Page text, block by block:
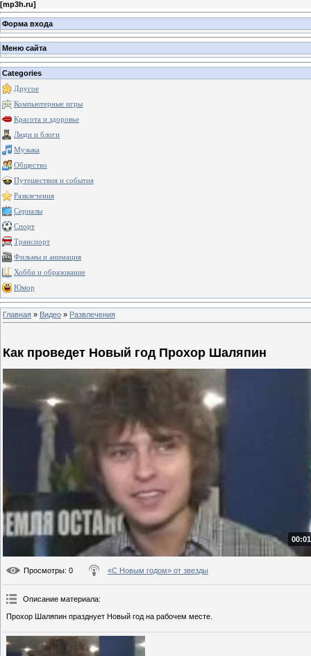
[mp3h.ru]
Форма входа
Меню сайта
Categories
Другое
Компьютерные игры
Красота и здоровье
Люди и блоги
Музыка
Общество
Путешествия и события
Развлечения
Сериалы
Спорт
Транспорт
Фильмы и анимация
Хобби и образование
Юмор
Главная » Видео » Развлечения
Как проведет Новый год Прохор Шаляпин
Просмотры: 0 «С Новым годом» от звезды
Описание материала:
Прохор Шаляпин празднует Новый год на рабочем месте.